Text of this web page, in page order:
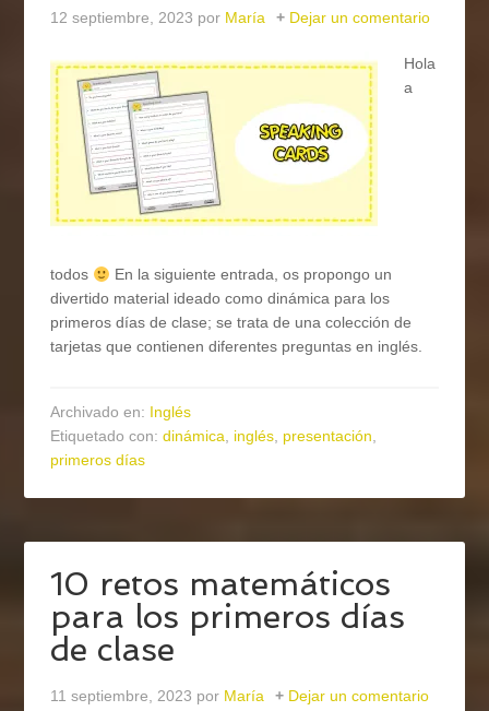
12 septiembre, 2023 por María Dejar un comentario
Hola
a
todos
En la siguiente entrada, os propongo un
divertido material ideado como dinámica para los
primeros días de clase; se trata de una colección de
tarjetas que contienen diferentes preguntas en inglés.
Archivado en: Inglés
Etiquetado con:dinámica, inglés, presentación,
primeros días
10 retos matemáticos
para los primeros días
de clase
11 septiembre, 2023 por María Dejar un comentario